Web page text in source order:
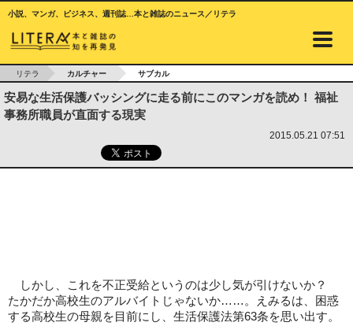
小説、マンガ、ビジネス、週刊誌…本と雑誌のニュース／リテラ
リテラ カルチャー サブカル
安易な生活保護バッシングに走る前にこのマンガを読め！ 福祉
事務所職員が直面する現実
2015.05.21 07:51
しかし、これを不正受給というのは少し気が引けないか？
たかだか高校生のアルバイトじゃないか……。えみるは、困惑
する高校生の母親を目前にし、生活保護法第63条を思い出す。